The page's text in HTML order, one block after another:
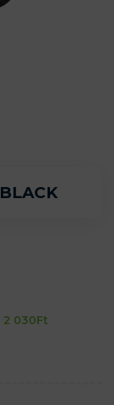
2 030Ft